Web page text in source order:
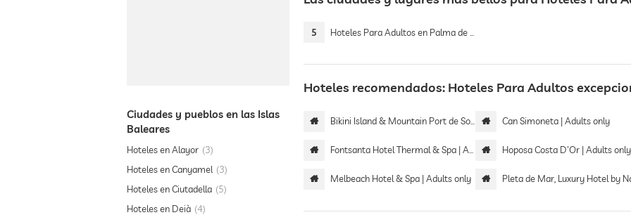
Ciudades y pueblos en las Islas
Baleares
Hoteles en Alayor
3
Hoteles en Canyamel
3
Hoteles en Ciutadella
5
Hoteles en Deià 4
5 Hoteles Para Adultos en Palma de Mallorca
Hoteles recomendados: Hoteles Para Adultos
Bikini Island & Mountain Port de Soller | Adults only Can Simoneta | Adults only
Fontsanta Hotel Thermal & Spa | Adults only Hoposa Costa D'Or | Adults only
Melbeach Hotel & Spa | Adults only Pleta de Mar, Luxury Hotel by Nature | Adults